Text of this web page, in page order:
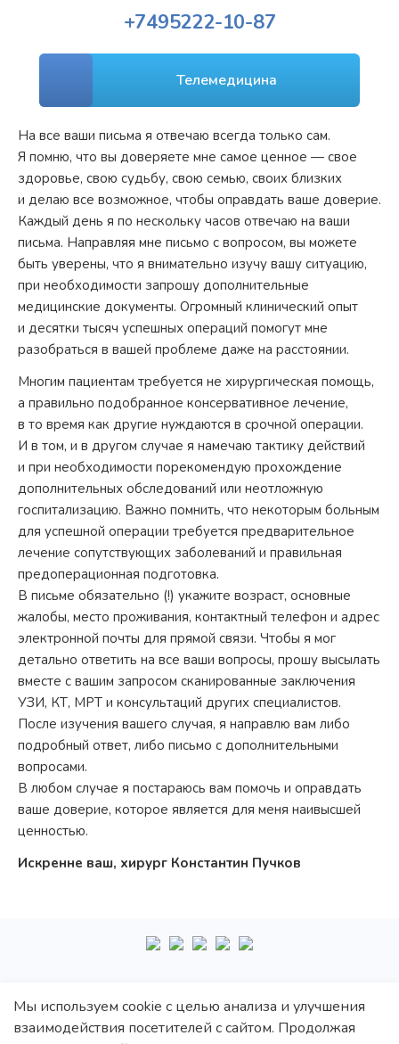
Мы используем cookie с целью анализа и улучшения
взаимодействия посетителей с сайтом. Продолжая
+7495222-10-87
Телемедицина
На все ваши письма я отвечаю всегда только сам.
Я помню, что вы доверяете мне самое ценное — свое
здоровье, свою судьбу, свою семью, своих близких
и делаю все возможное, чтобы оправдать ваше доверие.
Каждый день я по нескольку часов отвечаю на ваши
письма. Направляя мне письмо с вопросом, вы можете
быть уверены, что я внимательно изучу вашу ситуацию,
при необходимости запрошу дополнительные
медицинские документы. Огромный клинический опыт
и десятки тысяч успешных операций помогут мне
разобраться в вашей проблеме даже на расстоянии.
Многим пациентам требуется не хирургическая помощь,
а правильно подобранное консервативное лечение,
в то время как другие нуждаются в срочной операции.
И в том, и в другом случае я намечаю тактику действий
и при необходимости порекомендую прохождение
дополнительных обследований или неотложную
госпитализацию. Важно помнить, что некоторым больным
для успешной операции требуется предварительное
лечение сопутствующих заболеваний и правильная
предоперационная подготовка.
В письме обязательно (!) укажите возраст, основные
жалобы, место проживания, контактный телефон и адрес
электронной почты для прямой связи. Чтобы я мог
детально ответить на все ваши вопросы, прошу высылать
вместе с вашим запросом сканированные заключения
УЗИ, КТ, МРТ и консультаций других специалистов.
После изучения вашего случая, я направлю вам либо
подробный ответ, либо письмо с дополнительными
вопросами.
В любом случае я постараюсь вам помочь и оправдать
ваше доверие, которое является для меня наивысшей
ценностью.
Искренне ваш, хирург Константин Пучков
+7 495 222-10-87
Политика обработки персональных данных